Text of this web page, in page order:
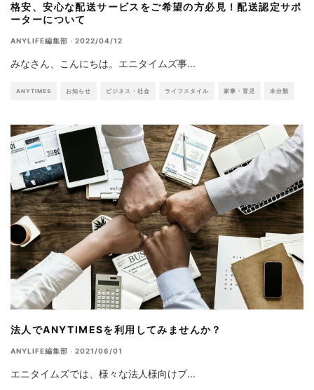
格安、安心な配送サービスをご希望の方必見！配送認定サポ
ーターについて
ANYLIFE編集部 · 2022/04/12
みなさん、こんにちは。エニタイムズ事...
ANYTIMES お知らせ ビジネス・社会 ライフスタイル 家事・育児 未分類
法人でANYTIMESを利用してみませんか？
ANYLIFE編集部 · 2021/06/01
エニタイムズでは、様々な法人様向けプ...